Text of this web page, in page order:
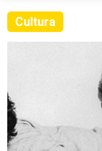
Cultura